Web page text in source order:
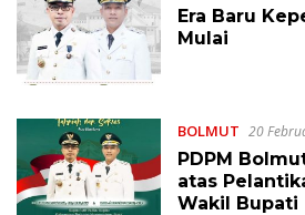
Era Baru
Mulai
BOLMUT 20
PDPM
atas
Wakil Bupati